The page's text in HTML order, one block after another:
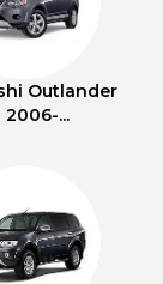
Outlander
2006-...